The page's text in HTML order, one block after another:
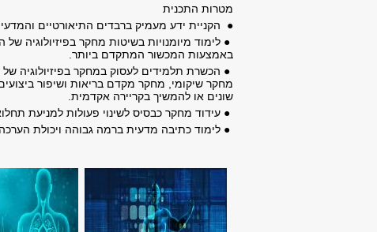
מטרות התכנית
● הקניית ידע מעמיק ברבדים התיאורטיים
● לימוד מיומנויות בשיטות מחקר בפיזיולוגיה
באמצעות המכשור המתקדם ביותר.
● הכשרת תלמידים לעסוק במחקר בפיזיולוגיה
מחקר שיקומי, מחקר מקדם בריאות ושיפור
שונים או להמשיך בקריירה אקדמית.
● עידוד מחקר כבסיס לשינוי פעולות למניעת
● לימוד כתיבה מדעית ברמה גבוהה ויכולת